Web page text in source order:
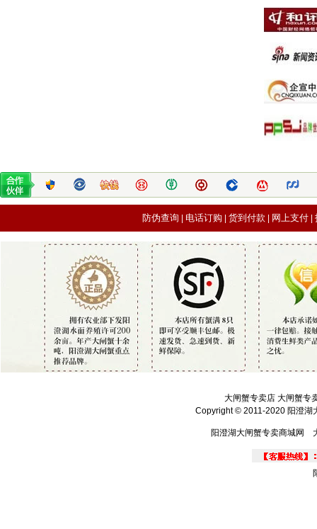
防伪查询 电话订购 货到付款 网上支付|
大闸蟹专卖店 大闸蟹专
Copyright © 2011-2020 阳澄湖
阳澄湖大闸蟹专卖商城网